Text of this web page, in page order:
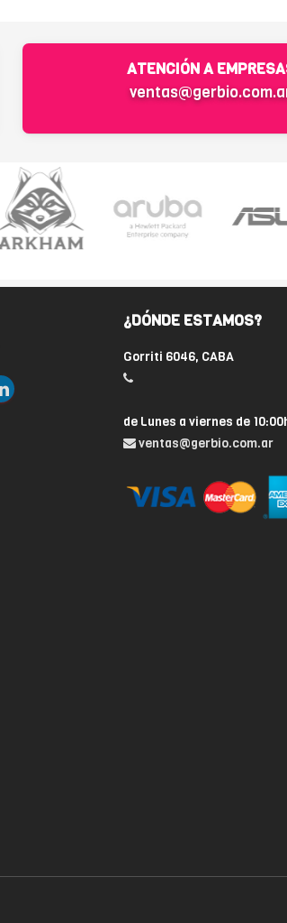
ATENCIÓN A
¿DÓNDE ESTAMOS?
Gorriti 6046, CABA
de Lunes a viernes de
ventas@gerbio.com.ar